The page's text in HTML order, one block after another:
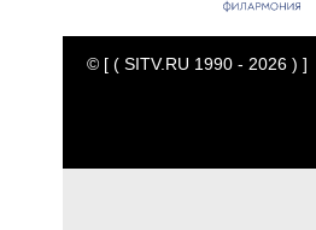
© [ ( SITV.RU 1990 - 2026 ) ]